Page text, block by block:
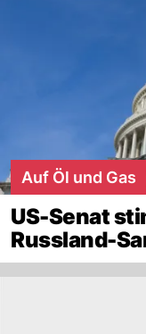
Auf Öl und Gas
US-Senat
Russland-